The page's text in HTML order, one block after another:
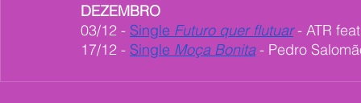
DEZEMBRO
03/12 - Single Futuro quer flutuar - ATR
17/12 - Single Moça Bonita - Pedro